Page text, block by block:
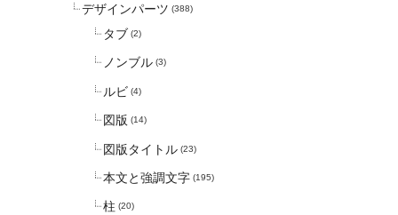
デザインパーツ (388)
タブ (2)
ノンブル (3)
ルビ (4)
図版 (14)
図版タイトル (23)
本文と強調文字 (195)
柱 (20)